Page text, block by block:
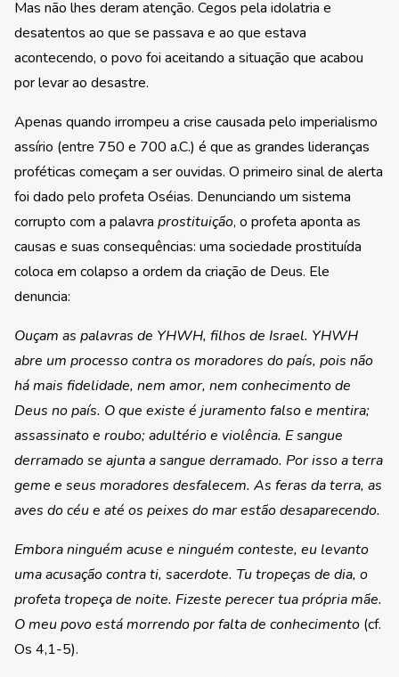
Mas não lhes deram atenção. Cegos pela idolatria e
desatentos ao que se passava e ao que estava
acontecendo, o povo foi aceitando a situação que acabou
por levar ao desastre.
Apenas quando irrompeu a crise causada pelo imperialismo
assírio (entre 750 e 700 a.C.) é que as grandes lideranças
proféticas começam a ser ouvidas. O primeiro sinal de alerta
foi dado pelo profeta Oséias. Denunciando um sistema
corrupto com a palavra prostituição, o profeta aponta as
causas e suas consequências: uma sociedade prostituída
coloca em colapso a ordem da criação de Deus. Ele
denuncia:
Ouçam as palavras de YHWH, filhos de Israel. YHWH
abre um processo contra os moradores do país, pois não
há mais fidelidade, nem amor, nem conhecimento de
Deus no país. O que existe é juramento falso e mentira;
assassinato e roubo; adultério e violência. E sangue
derramado se ajunta a sangue derramado. Por isso a terra
geme e seus moradores desfalecem. As feras da terra, as
aves do céu e até os peixes do mar estão desaparecendo.
Embora ninguém acuse e ninguém conteste, eu levanto
uma acusação contra ti, sacerdote. Tu tropeças de dia, o
profeta tropeça de noite. Fizeste perecer tua própria mãe.
O meu povo está morrendo por falta de conhecimento (cf.
Os 4,1-5).